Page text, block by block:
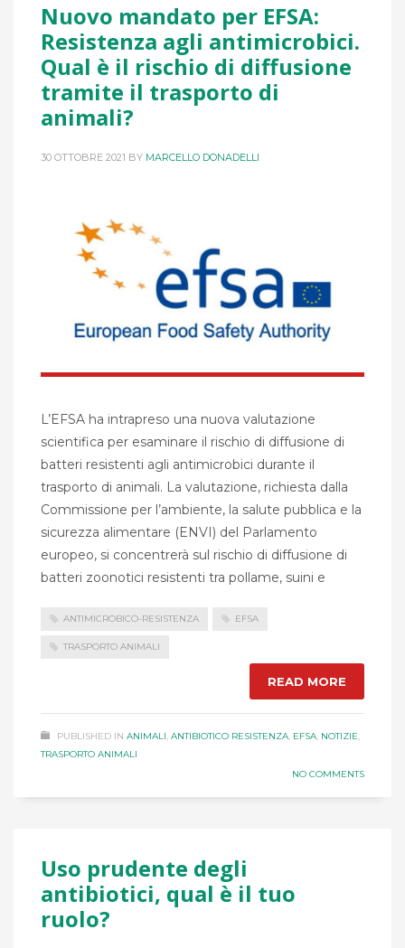
Nuovo mandato per EFSA:
Resistenza agli antimicrobici.
Qual è il rischio di diffusione
tramite il trasporto di
animali?
30 OTTOBRE 2021 BY MARCELLO DONADELLI
L’EFSA ha intrapreso una nuova valutazione
scientifica per esaminare il rischio di diffusione di
batteri resistenti agli antimicrobici durante il
trasporto di animali. La valutazione, richiesta dalla
Commissione per l’ambiente, la salute pubblica e la
sicurezza alimentare (ENVI) del Parlamento
europeo, si concentrerà sul rischio di diffusione di
batteri zoonotici resistenti tra pollame, suini e
ANTIMICROBICO-RESISTENZA EFSA
TRASPORTO ANIMALI
READ MORE
PUBLISHED IN ANIMALI, ANTIBIOTICO RESISTENZA, EFSA, NOTIZIE,
TRASPORTO ANIMALI
NO COMMENTS
Uso prudente degli
antibiotici, qual è il tuo
ruolo?